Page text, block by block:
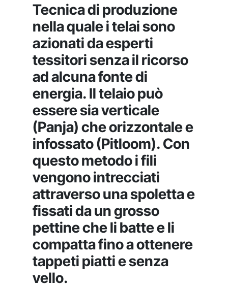
Tecnica di produzione
nella quale i telai sono
azionati da esperti
tessitori senza il ricorso
ad alcuna fonte di
energia. Il telaio può
essere sia verticale
(Panja) che orizzontale e
infossato (Pitloom). Con
questo metodo i fili
vengono intrecciati
attraverso una spoletta e
fissati da un grosso
pettine che li batte e li
compatta fino a ottenere
tappeti piatti e senza
vello.